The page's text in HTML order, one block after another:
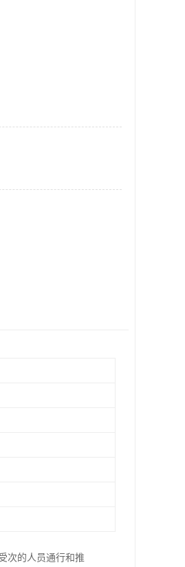
次的人员通行和推